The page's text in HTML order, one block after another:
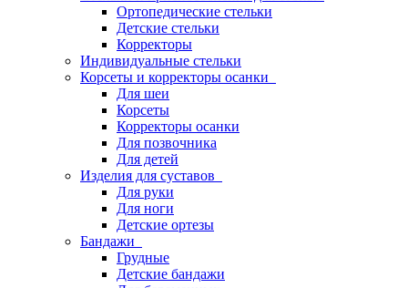
Ортопедические стельки
Детские стельки
Корректоры
Индивидуальные стельки
Корсеты и корректоры осанки
Для шеи
Корсеты
Корректоры осанки
Для позвочника
Для детей
Изделия для суставов
Для руки
Для ноги
Детские ортезы
Бандажи
Грудные
Детские бандажи